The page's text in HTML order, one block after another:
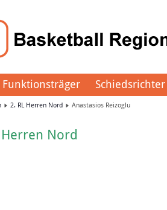
Funktionsträger Schiedsrichter
2. RL Herren Nord Anastasios Reizoglu
Nord